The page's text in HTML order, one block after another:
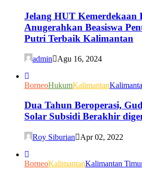
Jelang HUT Kemerdekaan
Anugerahkan Beasiswa
Putri Terbaik Kalimantan
admin Agu 16, 2024
BorneoHukumKalimantan
Dua Tahun Beroperasi,
Solar Subsidi Berakhir
Roy Siburian Apr 02, 2022
BorneoKalimantanKalimantan